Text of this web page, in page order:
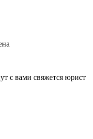
с вами свяжется юрист